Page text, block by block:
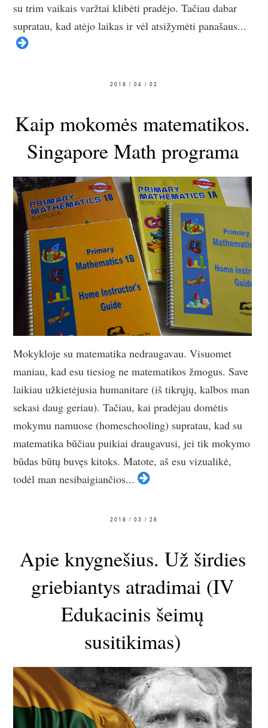
su trim vaikais varžtai klibėti pradėjo. Tačiau dabar
supratau, kad atėjo laikas ir vėl atsižymėti panašaus...
2018 / 04 / 02
Kaip mokomės matematikos.
Singapore Math programa
Mokykloje su matematika nedraugavau. Visuomet
maniau, kad esu tiesiog ne matematikos žmogus. Save
laikiau užkietėjusia humanitare (iš tikrųjų, kalbos man
sekasi daug geriau). Tačiau, kai pradėjau domėtis
mokymu namuose (homeschooling) supratau, kad su
matematika būčiau puikiai draugavusi, jei tik mokymo
būdas būtų buvęs kitoks. Matote, aš esu vizualikė,
todėl man nesibaigiančios...
2018 / 03 / 28
Apie knygnešius. Už širdies
griebiantys atradimai (IV
Edukacinis šeimų
susitikimas)